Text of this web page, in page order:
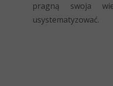
pragną swoja
usystematyzować.